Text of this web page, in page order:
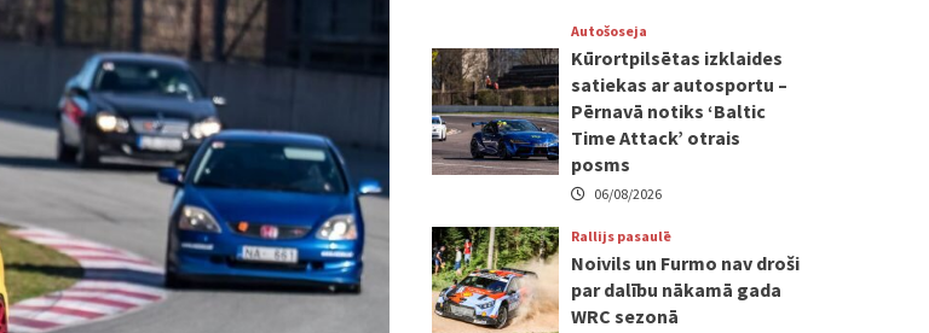
Autošoseja
Kūrortpilsētas izklaides
satiekas ar autosportu –
Pērnavā notiks ‘Baltic
Time Attack’ otrais
posms
06/08/2026
Rallijs pasaulē
Noivils un Furmo nav droši
par dalību nākamā gada
WRC sezonā